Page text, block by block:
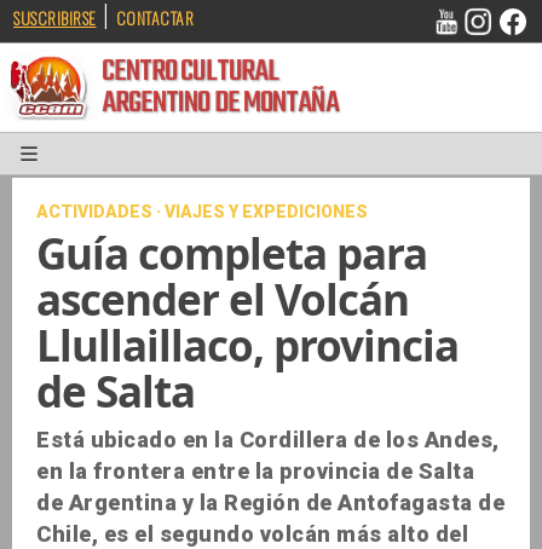
SUSCRIBIRSE | CONTACTAR
CENTRO CULTURAL
ARGENTINO DE MONTAÑA
ACTIVIDADES · VIAJES Y EXPEDICIONES
Guía completa para
ascender el Volcán
Llullaillaco, provincia
de Salta
Está ubicado en la Cordillera de los Andes,
en la frontera entre la provincia de Salta
de Argentina y la Región de Antofagasta de
Chile, es el segundo volcán más alto del